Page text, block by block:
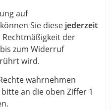
auf
Sie diese jederzeit
Rechtmäßigkeit der
zum Widerruf
wird.
wahrnehmen
an die oben Ziffer 1